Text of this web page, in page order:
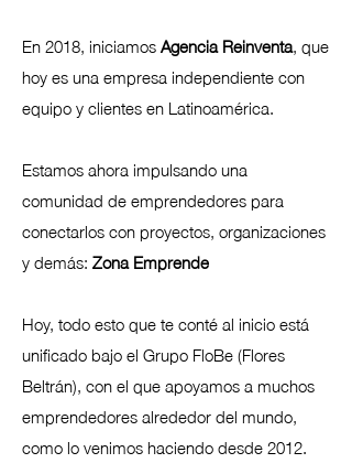
En 2018, iniciamosAgencia Reinventa, que
hoy es una empresa independiente con
equipo y clientes en Latinoamérica.
Estamos ahora impulsando una
comunidad de emprendedores para
conectarlos con proyectos, organizaciones
y demás:Zona Emprende
Hoy, todo esto que te conté al inicio está
unificado bajo el Grupo FloBe (Flores
Beltrán), con el que apoyamos a muchos
emprendedores alrededor del mundo,
como lo venimos haciendo desde 2012.